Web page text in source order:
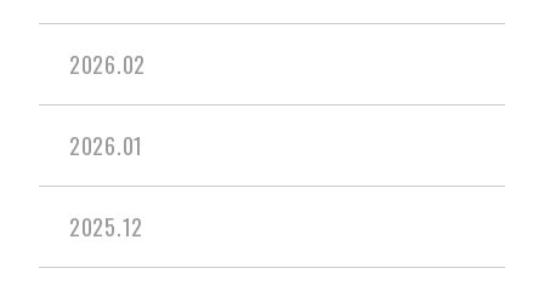
2026.02
2026.01
2025.12